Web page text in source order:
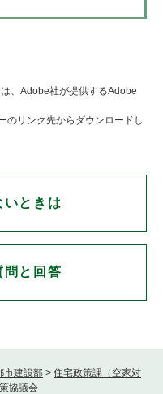
市建設部 > 住宅政策課（空家対
協議会
、Adobe社が提供するAdobe
のリンク先からダウンロードし
いときは
問と回答